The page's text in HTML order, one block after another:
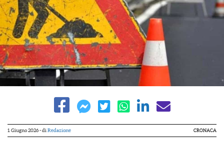
1 Giugno 2026- di Redazione CRONACA